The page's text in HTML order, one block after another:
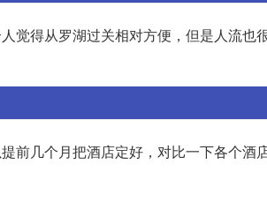
觉得从罗湖过关相对方便，但是人流也
前几个月把酒店定好，对比一下各个酒